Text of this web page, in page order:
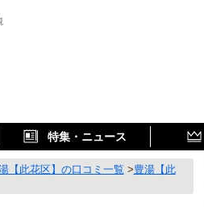
特集・ニュース
【此花区】の口コミ一覧 >豊湯【此